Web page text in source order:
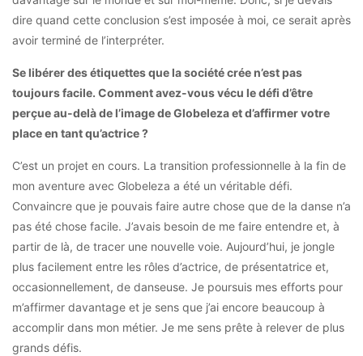
dire quand cette conclusion s’est imposée à moi, ce serait après
avoir terminé de l’interpréter.
Se libérer des étiquettes que la société crée n’est pas
toujours facile. Comment avez-vous vécu le défi d’être
perçue au-delà de l’image de Globeleza et d’affirmer votre
place en tant qu’actrice ?
C’est un projet en cours. La transition professionnelle à la fin de
mon aventure avec Globeleza a été un véritable défi.
Convaincre que je pouvais faire autre chose que de la danse n’a
pas été chose facile. J’avais besoin de me faire entendre et, à
partir de là, de tracer une nouvelle voie. Aujourd’hui, je jongle
plus facilement entre les rôles d’actrice, de présentatrice et,
occasionnellement, de danseuse. Je poursuis mes efforts pour
m’affirmer davantage et je sens que j’ai encore beaucoup à
accomplir dans mon métier. Je me sens prête à relever de plus
grands défis.